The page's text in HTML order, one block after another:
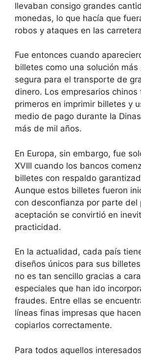
llevaban consigo grandes
monedas, lo que hacía que
robos y ataques en las
Fue entonces cuando
billetes como una solución más
segura para el transporte de
dinero. Los empresarios chinos
primeros en imprimir billetes y
medio de pago durante la
más de mil años.
En Europa, sin embargo, fue
XVIII cuando los bancos
billetes con respaldo
Aunque estos billetes fueron
con desconfianza por parte del
aceptación se convirtió en
practicidad.
En la actualidad, cada país
diseños únicos para sus
no es tan sencillo gracias a
especiales que han ido
fraudes. Entre ellas se
líneas finas impresas que
copiarlos correctamente.
Para todos aquellos